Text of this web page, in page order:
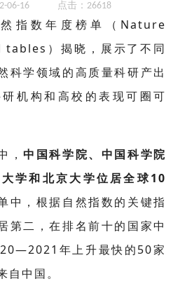
06-16 点击：26618
指数年度榜单（Nature
）揭晓，展示了不同
科学领域的高质量科研产出
机构和高校的表现可圈可
，中国科学院、中国科学院
学和北京大学位居全球10
中，根据自然指数的关键指
第二，在排名前十的国家中
年上升最快的50家
中国。